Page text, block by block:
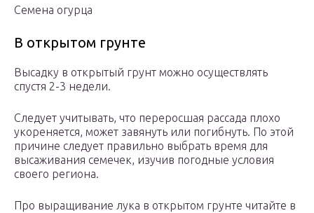
Семена огурца
В открытом грунте
Высадку в открытый грунт можно осуществлять
спустя 2-3 недели.
Следует учитывать, что переросшая рассада плохо
укореняется, может завянуть или погибнуть. По этой
причине следует правильно выбрать время для
высаживания семечек, изучив погодные условия
своего региона.
Про выращивание лука в открытом грунте читайте в